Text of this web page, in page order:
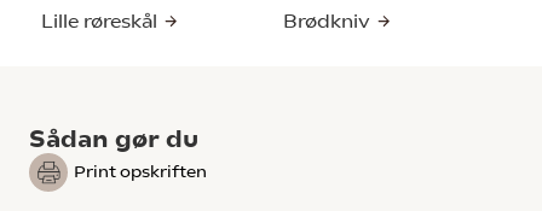
Lille røreskål Brødkniv
Sådan gør du
Print opskriften